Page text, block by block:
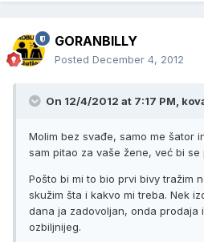
GORANBILLY
Posted December 4, 2012
On 12/4/2012 at 7:17 PM,
Molim bez svađe, samo me šator
sam pitao za vaše žene, već bi se
Pošto bi mi to bio prvi bivy tražim
skužim šta i kakvo mi treba. Nek
dana ja zadovoljan, onda prodaja
ozbiljnijeg.